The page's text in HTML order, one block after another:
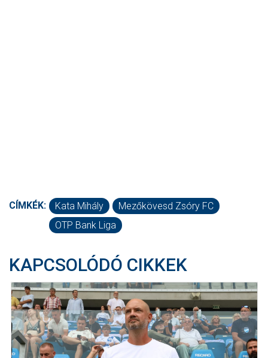
CÍMKÉK: Kata Mihály
Mezőkövesd Zsóry FC
OTP Bank Liga
KAPCSOLÓDÓ CIKKEK